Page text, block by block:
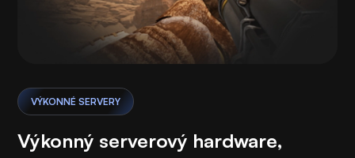
VÝKONNÉ SERVERY
Výkonný serverový hardware,